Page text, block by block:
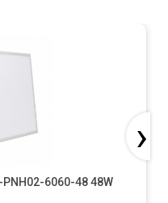
PNH02-6060-48 48W
›